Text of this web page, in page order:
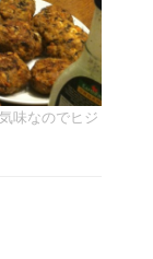
味なのでヒジ